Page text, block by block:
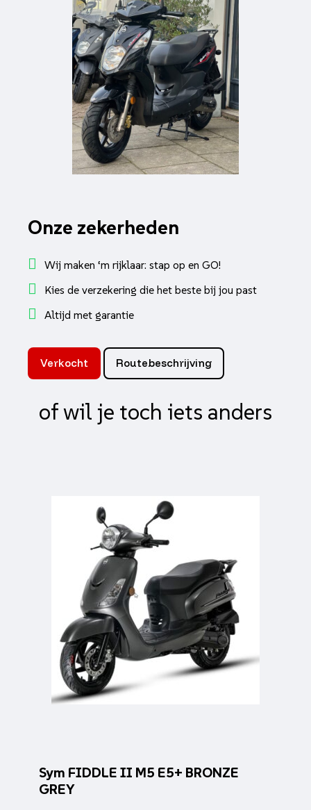
Onze zekerheden
Wij maken ‘m rijklaar: stap op en GO!
Kies de verzekering die het beste bij jou past
Altijd met garantie
Verkocht Routebeschrijving
of wil je toch iets anders
Sym FIDDLE II M5 E5+ BRONZE
GREY